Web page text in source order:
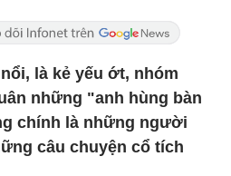
là kẻ yếu ớt, nhóm
những "anh hùng bàn
chính là những người
câu chuyện cổ tích